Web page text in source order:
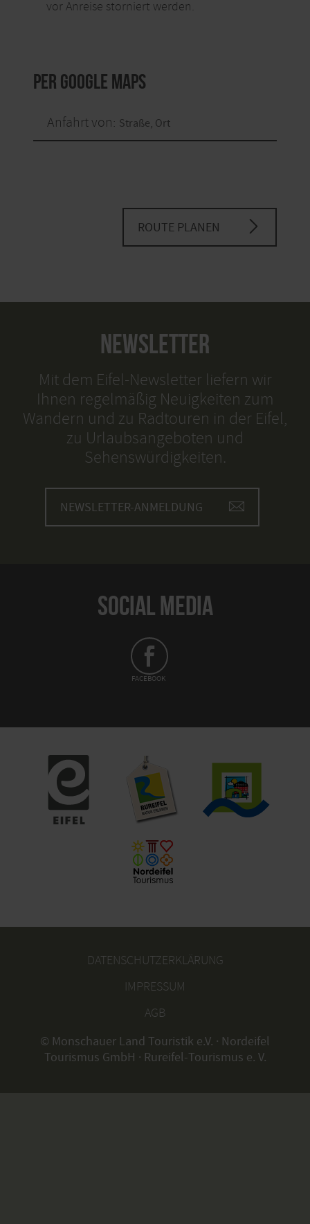
vor Anreise storniert werden.
per Google Maps
Anfahrt von:
ROUTE PLANEN
NEWSLETTER
Mit dem Eifel-Newsletter liefern wir
Ihnen regelmäßig Neuigkeiten zum
Wandern und zu Radtouren in der Eifel,
zu Urlaubsangeboten und
Sehenswürdigkeiten.
NEWSLETTER-ANMELDUNG
SOCIAL MEDIA
FACEBOOK
DATENSCHUTZERKLÄRUNG
IMPRESSUM
AGB
© Monschauer Land Touristik e.V. · Nordeifel
Tourismus GmbH · Rureifel-Tourismus e. V.